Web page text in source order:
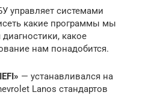
управляет системами
какие программы мы
какое
нам понадобится.
— устанавливался на
Lanos стандартов